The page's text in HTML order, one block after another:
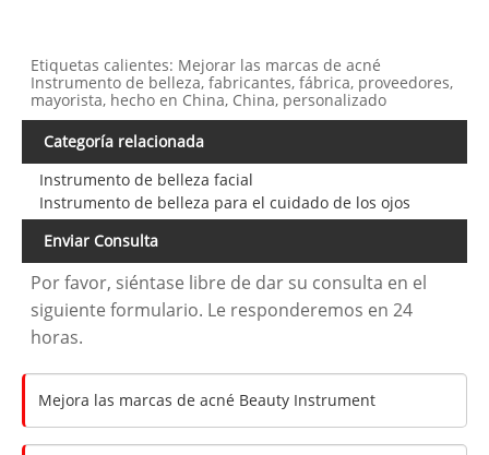
Etiquetas calientes: Mejorar las marcas de acné
Instrumento de belleza, fabricantes, fábrica, proveedores,
mayorista, hecho en China, China, personalizado
Categoría relacionada
Instrumento de belleza facial
Instrumento de belleza para el cuidado de los ojos
Enviar Consulta
Por favor, siéntase libre de dar su consulta en el
siguiente formulario. Le responderemos en 24
horas.